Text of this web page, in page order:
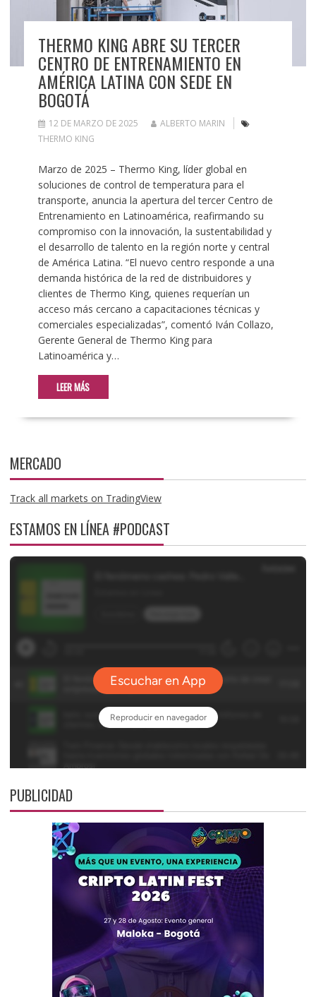
THERMO KING ABRE SU TERCER
CENTRO DE ENTRENAMIENTO EN
AMÉRICA LATINA CON SEDE EN
BOGOTÁ
12 DE MARZO DE 2025
ALBERTO MARIN
THERMO KING
Marzo de 2025 – Thermo King, líder global en
soluciones de control de temperatura para el
transporte, anuncia la apertura del tercer Centro de
Entrenamiento en Latinoamérica, reafirmando su
compromiso con la innovación, la sustentabilidad y
el desarrollo de talento en la región norte y central
de América Latina. “El nuevo centro responde a una
demanda histórica de la red de distribuidores y
clientes de Thermo King, quienes requerían un
acceso más cercano a capacitaciones técnicas y
comerciales especializadas”, comentó Iván Collazo,
Gerente General de Thermo King para
Latinoamérica y…
LEER MÁS
MERCADO
Track all markets on TradingView
ESTAMOS EN LÍNEA #PODCAST
PUBLICIDAD